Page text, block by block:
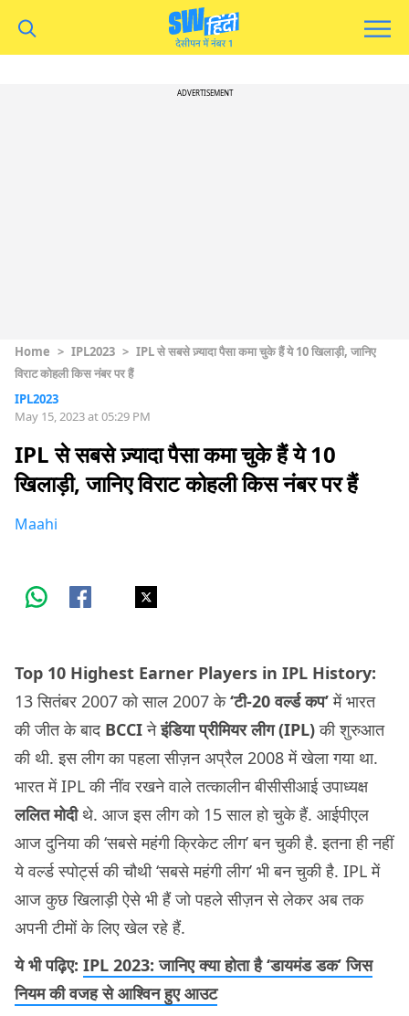
ADVERTISEMENT
Home > IPL2023 > IPL से सबसे ज़्यादा पैसा कमा चुके हैं ये 10 खिलाड़ी, जानिए
विराट कोहली किस नंबर पर हैं
IPL2023
May 15, 2023 at 05:29 PM
IPL से सबसे ज़्यादा पैसा कमा चुके हैं ये 10
खिलाड़ी, जानिए विराट कोहली किस नंबर पर हैं
Maahi
Top 10 Highest Earner Players in IPL History:
13 सितंबर 2007 को साल 2007 के‘टी-20 वर्ल्ड कप’में भारत
की जीत के बाद BCCIनेइंडिया प्रीमियर लीग (IPL)की शुरुआत
की थी. इस लीग का पहला सीज़न अप्रैल 2008 में खेला गया था.
भारत में IPL की नींव रखने वाले तत्कालीन बीसीसीआई उपाध्यक्ष
ललित मोदीथे. आज इस लीग को 15 साल हो चुके हैं. आईपीएल
आज दुनिया की ‘सबसे महंगी क्रिकेट लीग’ बन चुकी है. इतना ही नहीं
ये वर्ल्ड स्पोर्ट्स की चौथी ‘सबसे महंगी लीग’ भी बन चुकी है. IPL में
आज कुछ खिलाड़ी ऐसे भी हैं जो पहले सीज़न से लेकर अब तक
अपनी टीमों के लिए खेल रहे हैं.
ये भी पढ़िए: IPL 2023: जानिए क्या होता है ‘डायमंड डक’ जिस
नियम की वजह से आश्विन हुए आउट